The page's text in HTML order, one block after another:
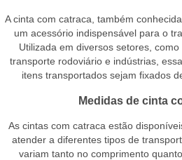
A cinta com catraca, também
um acessório indispensável para o
Utilizada em diversos setores,
transporte rodoviário e indústrias,
itens transportados sejam fixados
Medidas de cinta
As cintas com catraca estão
atender a diferentes tipos de
variam tanto no comprimento